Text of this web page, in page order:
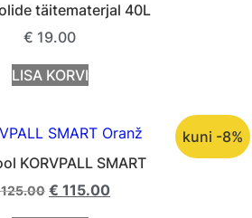
täitematerjal 40L
€ 19.00
LISA KORVI
kuni -8%
KORVPALL SMART
€ 115.00